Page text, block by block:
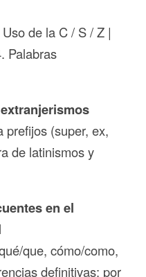
de la C / S / Z |
Palabras
prefijos (super, ex,
de latinismos y
en el
que, cómo/como,
definitivas: por